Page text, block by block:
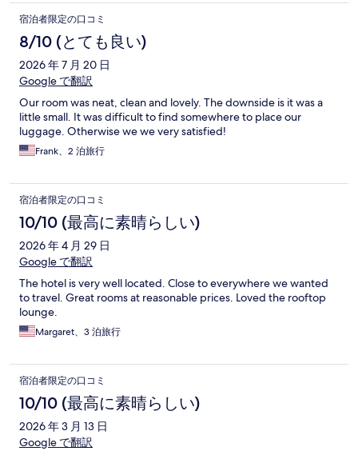
宿泊者限定の口コミ
8/10 (とても良い)
2026 年 7 月 20 日
Google で翻訳
Our room was neat, clean and lovely. The downside is it was a
little small. It was difficult to find somewhere to place our
luggage. Otherwise we we very satisfied!
Frank、2 泊旅行
宿泊者限定の口コミ
10/10 (最高に素晴らしい)
2026 年 4 月 29 日
Google で翻訳
The hotel is very well located. Close to everywhere we wanted
to travel. Great rooms at reasonable prices. Loved the rooftop
lounge.
Margaret、3 泊旅行
宿泊者限定の口コミ
10/10 (最高に素晴らしい)
2026 年 3 月 13 日
Google で翻訳